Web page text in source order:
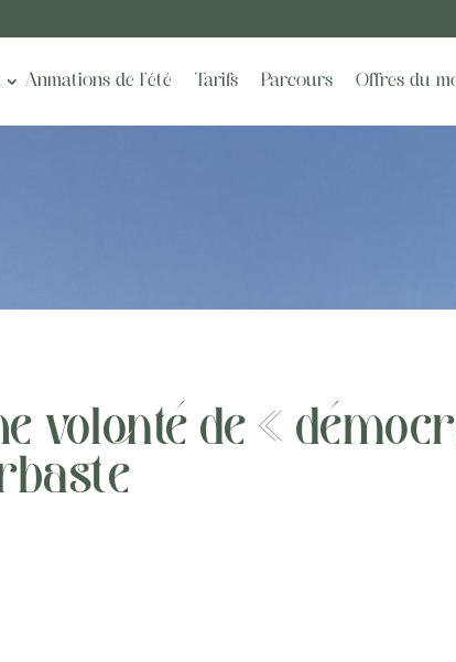
Anmations de l’été Tarifs Parcours Offres du
volonté de «